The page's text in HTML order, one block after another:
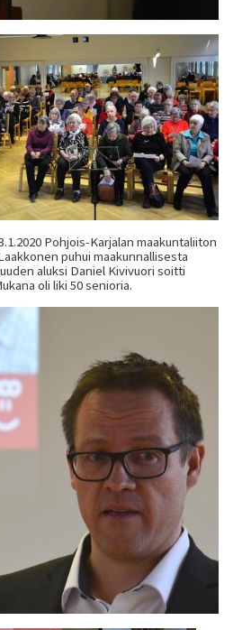
Pohjois-Karjalan maakuntaliiton
puhui maakunnallisesta
aluksi Daniel Kivivuori soitti
oli liki 50 senioria.